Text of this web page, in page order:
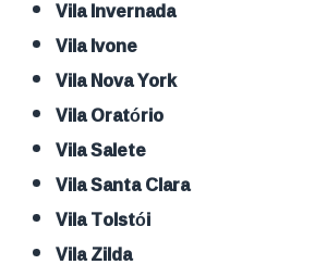
Vila Invernada
Vila Ivone
Vila Nova York
Vila Oratório
Vila Salete
Vila Santa Clara
Vila Tolstói
Vila Zilda